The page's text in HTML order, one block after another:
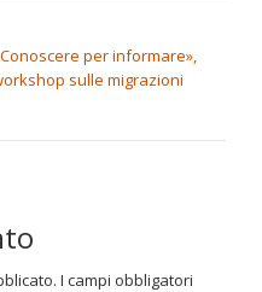
per informare»,
sulle migrazioni
I campi obbligatori